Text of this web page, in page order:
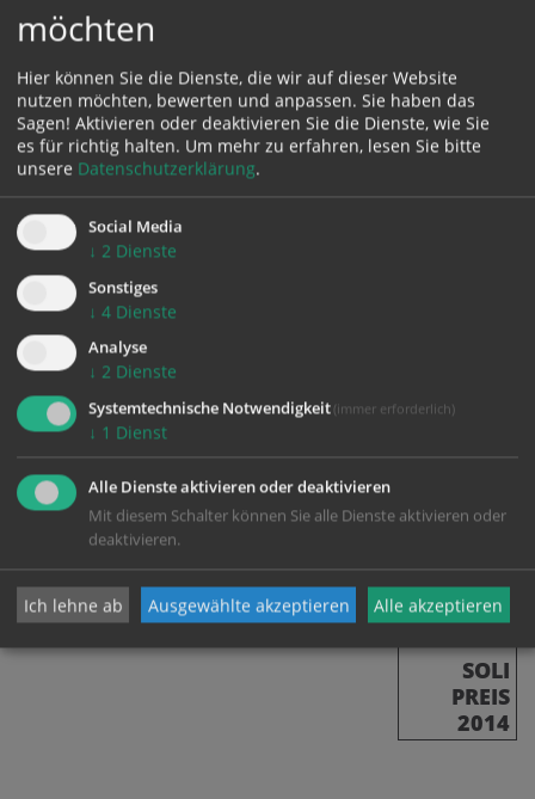
den jungen Menschen speziell ausgebildete
Fachwissen, motivieren und sind Ansprechpersonen
bei persönlichen Problemen. So entsteht viel
Gemeinsamkeit, Dankbarkeit und Loyalität in der
Backstube von Helmut Gragger.
Dass er mit der Handarbeit seiner Lehrlingen mehrfach
ausgezeichnete Qualität erzeugen kann, darauf ist
Helmut Gragger besonders stolz. Zu seiner
Firmenphilosophie gehören zudem die Verwendung
regionaler, biologischer Zutaten und der Verzicht auf
Backmittel und Zusatzstoffe.
SOLI
PREIS
2014
möchten
Hier können Sie die Dienste, die wir auf dieser Website
nutzen möchten, bewerten und anpassen. Sie haben das
Sagen! Aktivieren oder deaktivieren Sie die Dienste, wie Sie
es für richtig halten. Um mehr zu erfahren, lesen Sie bitte
unsere Datenschutzerklärung.
Social Media
↓ 2 Dienste
Sonstiges
↓ 4 Dienste
Analyse
↓ 2 Dienste
Systemtechnische Notwendigkeit (immer erforderlich)
↓ 1 Dienst
Alle Dienste aktivieren oder deaktivieren
Mit diesem Schalter können Sie alle Dienste aktivieren oder
deaktivieren.
Ich lehne ab Ausgewählte akzeptieren Alle akzeptieren